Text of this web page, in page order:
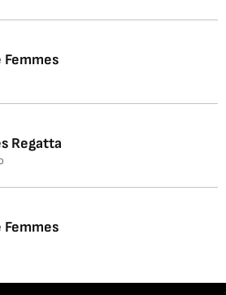
Femmes
Regatta
Femmes